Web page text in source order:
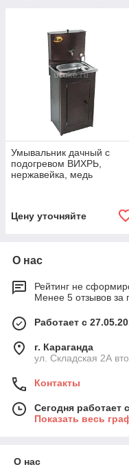
Умывальник дачный с
подогревом ВИХРЬ,
нержавейка, медь
Цену уточняйте
О нас
Рейтинг не
Менее 5 отзывов за
Работает с
г. Караганда
ул. Складская 2А
Контакты
Сегодня работает
Показать весь
О нас